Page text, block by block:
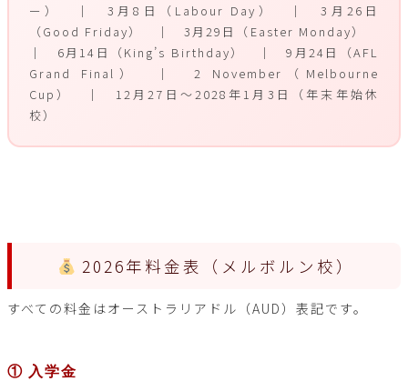
ー） ｜ 3月8日（Labour Day） ｜ 3月26日
（Good Friday） ｜ 3月29日（Easter Monday）
｜ 6月14日（King’s Birthday） ｜ 9月24日（AFL
Grand Final） ｜ 2 November（Melbourne
Cup） ｜ 12月27日～2028年1月3日（年末年始休
校）
2026年料金表（メルボルン校）
すべての料金はオーストラリアドル（AUD）表記です。
① 入学金